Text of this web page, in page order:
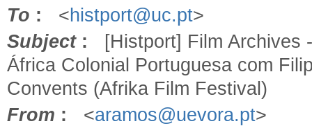
To : <histport@uc.pt>
Subject: [Histport] Film Archives
África Colonial Portuguesa com
Convents (Afrika Film Festival)
From : <aramos@uevora.pt>